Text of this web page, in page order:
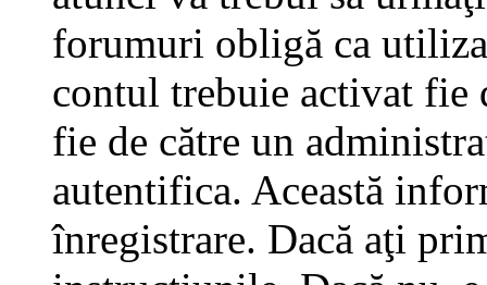
forumuri obligă ca
contul trebuie activat fie
fie de către un
autentifica. Această
înregistrare. Dacă aţi